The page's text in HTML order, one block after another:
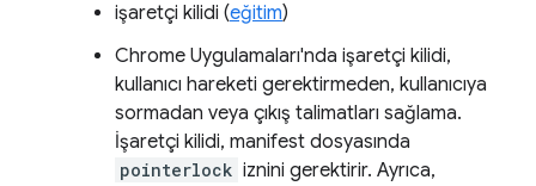
işaretçi kilidi (eğitim)
Chrome Uygulamaları'nda işaretçi kilidi,
kullanıcı hareketi gerektirmeden, kullanıcıya
sormadan veya çıkış talimatları sağlama.
İşaretçi kilidi, manifest dosyasında
pointerlock iznini gerektirir. Ayrıca,